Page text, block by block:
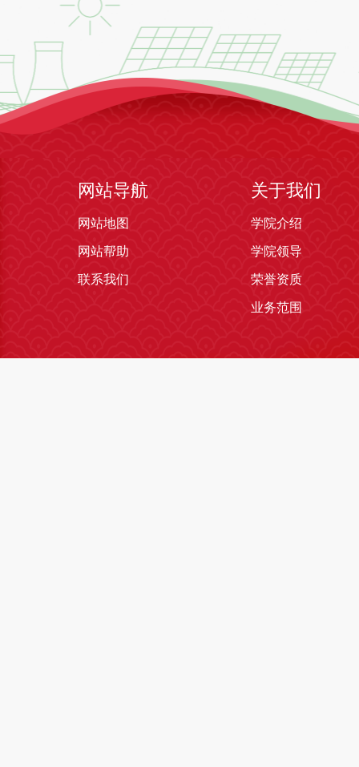
网站导航
网站地图
网站帮助
联系我们
关于我们
学院介绍
学院领导
荣誉资质
业务范围